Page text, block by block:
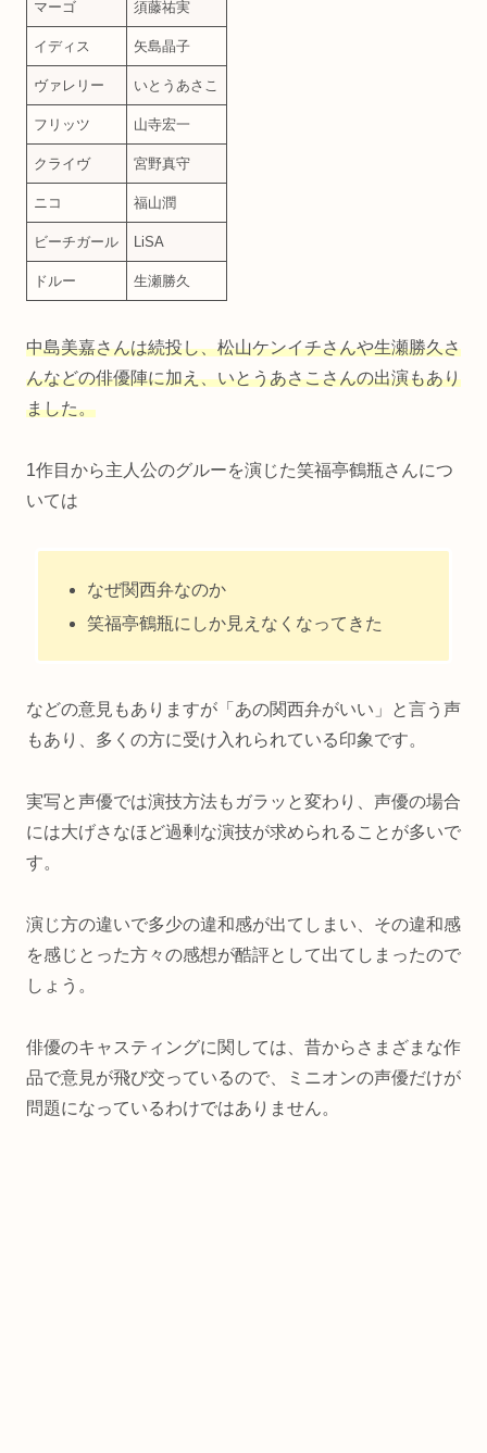
マーゴ 須藤祐実
イディス 矢島晶子
ヴァレリー いとうあさこ
フリッツ 山寺宏一
クライヴ 宮野真守
ニコ 福山潤
ビーチガール LiSA
ドルー 生瀬勝久
中島美嘉さんは続投し、松山ケンイチさんや生瀬勝久さ
んなどの俳優陣に加え、いとうあさこさんの出演もあり
ました。
1作目から主人公のグルーを演じた笑福亭鶴瓶さんにつ
いては
なぜ関西弁なのか
笑福亭鶴瓶にしか見えなくなってきた
などの意見もありますが「あの関西弁がいい」と言う声
もあり、多くの方に受け入れられている印象です。
実写と声優では演技方法もガラッと変わり、声優の場合
には大げさなほど過剰な演技が求められることが多いで
す。
演じ方の違いで多少の違和感が出てしまい、その違和感
を感じとった方々の感想が酷評として出てしまったので
しょう。
俳優のキャスティングに関しては、昔からさまざまな作
品で意見が飛び交っているので、ミニオンの声優だけが
問題になっているわけではありません。